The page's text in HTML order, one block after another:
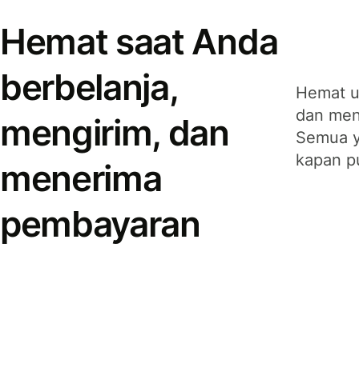
Hemat saat Anda
berbelanja,
mengirim, dan
menerima
pembayaran
Hemat
dan
Semua
kapan